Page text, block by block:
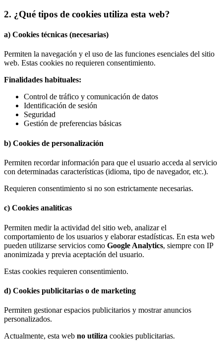
2. ¿Qué tipos de cookies utiliza esta web?
a) Cookies técnicas (necesarias)
Permiten la navegación y el uso de las funciones esenciales del sitio
web. Estas cookies no requieren consentimiento.
Finalidades habituales:
Control de tráfico y comunicación de datos
Identificación de sesión
Seguridad
Gestión de preferencias básicas
b) Cookies de personalización
Permiten recordar información para que el usuario acceda al servicio
con determinadas características (idioma, tipo de navegador, etc.).
Requieren consentimiento si no son estrictamente necesarias.
c) Cookies analíticas
Permiten medir la actividad del sitio web, analizar el
comportamiento de los usuarios y elaborar estadísticas. En esta web
pueden utilizarse servicios como Google Analytics, siempre con IP
anonimizada y previa aceptación del usuario.
Estas cookies requieren consentimiento.
d) Cookies publicitarias o de marketing
Permiten gestionar espacios publicitarios y mostrar anuncios
personalizados.
Actualmente, esta web no utiliza cookies publicitarias.